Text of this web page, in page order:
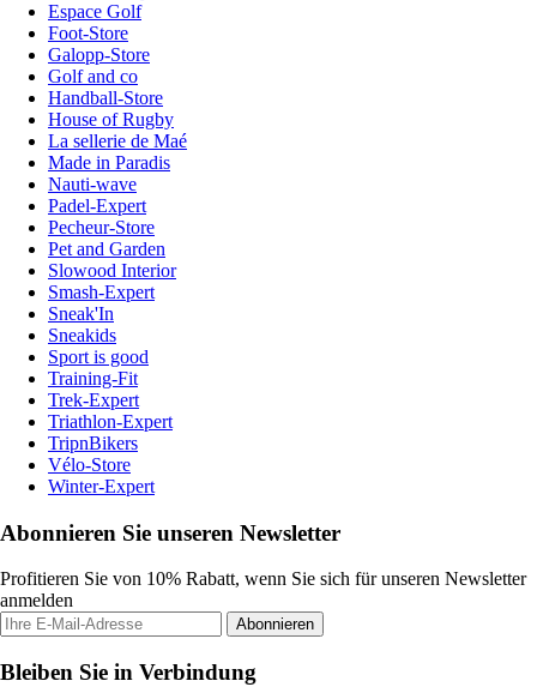
Espace Golf
Foot-Store
Galopp-Store
Golf and co
Handball-Store
House of Rugby
La sellerie de Maé
Made in Paradis
Nauti-wave
Padel-Expert
Pecheur-Store
Pet and Garden
Slowood Interior
Smash-Expert
Sneak'In
Sneakids
Sport is good
Training-Fit
Trek-Expert
Triathlon-Expert
TripnBikers
Vélo-Store
Winter-Expert
Abonnieren Sie unseren Newsletter
Profitieren Sie von 10% Rabatt, wenn Sie sich für unseren Newsletter
anmelden
Abonnieren
Bleiben Sie in Verbindung